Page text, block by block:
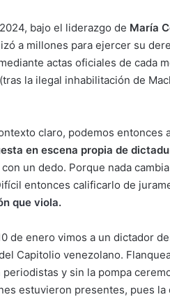
bajo el liderazgo de María
a millones para ejercer su
actas oficiales de cada
la ilegal inhabilitación de
claro, podemos entonces
en escena propia de
un dedo. Porque nada
entonces calificarlo de
que viola.
de enero vimos a un dictador
Capitolio venezolano.
periodistas y sin la pompa
estuvieron presentes, pues